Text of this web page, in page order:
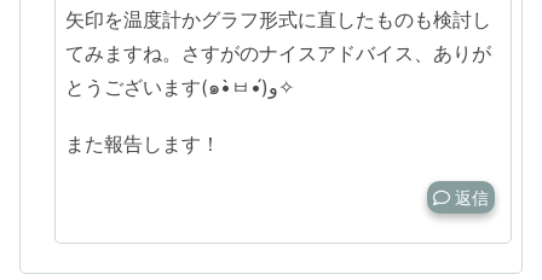
矢印を温度計かグラフ形式に直したものも検討し
てみますね。さすがのナイスアドバイス、ありが
とうございます(๑•̀ㅂ•́)و✧
また報告します！
返信